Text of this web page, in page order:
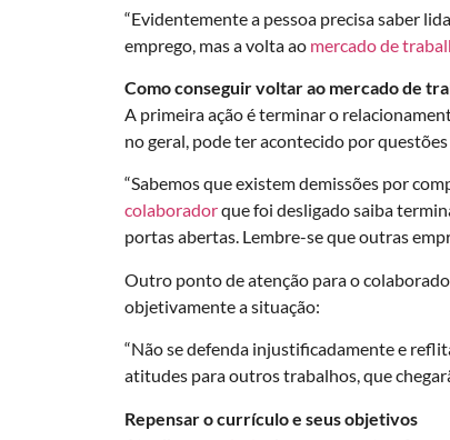
“Evidentemente a pessoa precisa saber
emprego, mas a volta ao mercado de
Como conseguir voltar ao mercado de
A primeira ação é terminar o
no geral, pode ter acontecido por
“Sabemos que existem demissões por
colaboradorque foi desligado saiba
portas abertas. Lembre-se que outras
Outro ponto de atenção para o
objetivamente a situação:
“Não se defenda injustificadamente e
atitudes para outros trabalhos, que
Repensar o currículo e seus objetivos